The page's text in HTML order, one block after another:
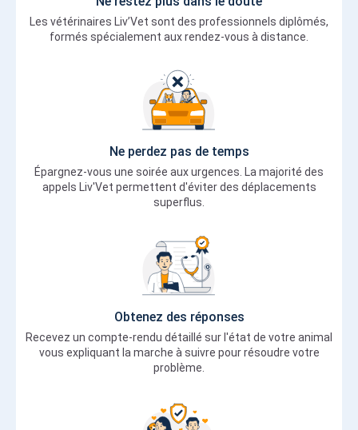
Les vétérinaires Liv’Vet sont des professionnels diplômés,
formés spécialement aux rendez-vous à distance.
Ne perdez pas de temps
Épargnez-vous une soirée aux urgences. La majorité des
appels Liv'Vet permettent d'éviter des déplacements
superflus.
Obtenez des réponses
Recevez un compte-rendu détaillé sur l'état de votre animal
vous expliquant la marche à suivre pour résoudre votre
problème.